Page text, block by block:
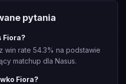
pytania
Fiora?
win rate 54.3% na podstawie
matchup dla Nasus.
Fiora?